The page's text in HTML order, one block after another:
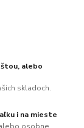
alebo
skladoch.
i na mieste